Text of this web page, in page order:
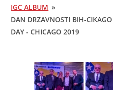
IGC ALBUM »
DAN DRZAVNOSTI BIH-
DAY - CHICAGO 2019